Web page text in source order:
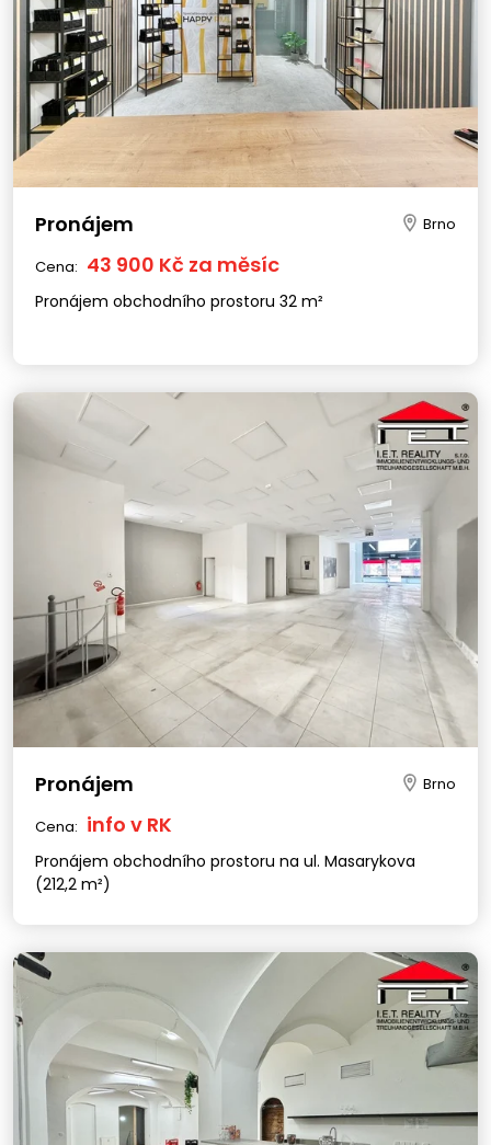
Pronájem Brno
Cena: 43 900 Kč za měsíc
Pronájem obchodního prostoru 32 m²
Pronájem Brno
Cena: info v RK
Pronájem obchodního prostoru na ul. Masarykova
(212,2 m²)